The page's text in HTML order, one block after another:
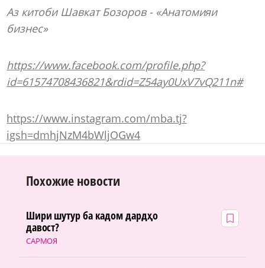
Аз китоби Шавкат Бозоров - «Анатомияи
бизнес»
https://www.facebook.com/profile.php?
id=61574708436821&rdid=Z54ay0UxV7vQ211n#
https://www.instagram.com/mba.tj?
igsh=dmhjNzM4bWljOGw4
Похожие новости
САРМОЯ
Шири шутур ба кадом дардҳо
давост?